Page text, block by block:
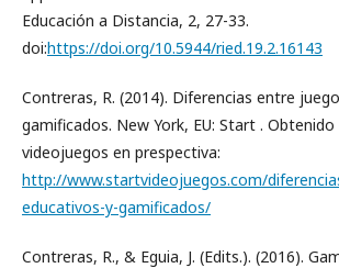
Educación a Distancia, 2, 27-33.
doi:https://doi.org/10.5944/ried.19.2.16143
Contreras, R. (2014). Diferencias entre
gamificados. New York, EU: Start .
videojuegos en prespectiva:
http://www.startvideojuegos.com/
educativos-y-gamificados/
Contreras, R., & Eguia, J. (Edits.). (2016).